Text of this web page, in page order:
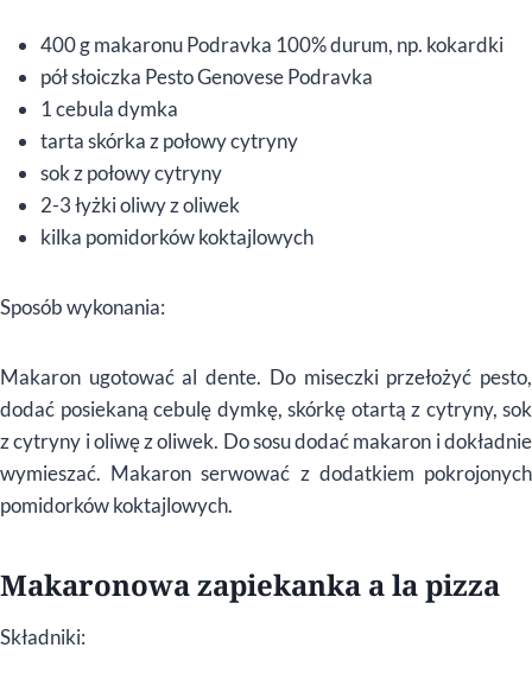
400 g makaronu Podravka 100% durum, np. kokardki
pół słoiczka Pesto Genovese Podravka
1 cebula dymka
tarta skórka z połowy cytryny
sok z połowy cytryny
2-3 łyżki oliwy z oliwek
kilka pomidorków koktajlowych
Sposób wykonania:
Makaron ugotować al dente. Do miseczki przełożyć pesto,
dodać posiekaną cebulę dymkę, skórkę otartą z cytryny, sok
z cytryny i oliwę z oliwek. Do sosu dodać makaron i dokładnie
wymieszać. Makaron serwować z dodatkiem pokrojonych
pomidorków koktajlowych.
Makaronowa zapiekanka a la pizza
Składniki: